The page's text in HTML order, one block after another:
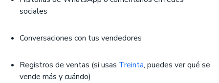
sociales
Conversaciones con tus vendedores
Registros de ventas (si usas Treinta, puedes ver qué se
vende más y cuándo)